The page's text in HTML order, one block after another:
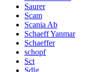
Saurer
Scam
Scania Ab
Schaeff Yanmar
Schaeffer
schopf
Sct
Sdlg